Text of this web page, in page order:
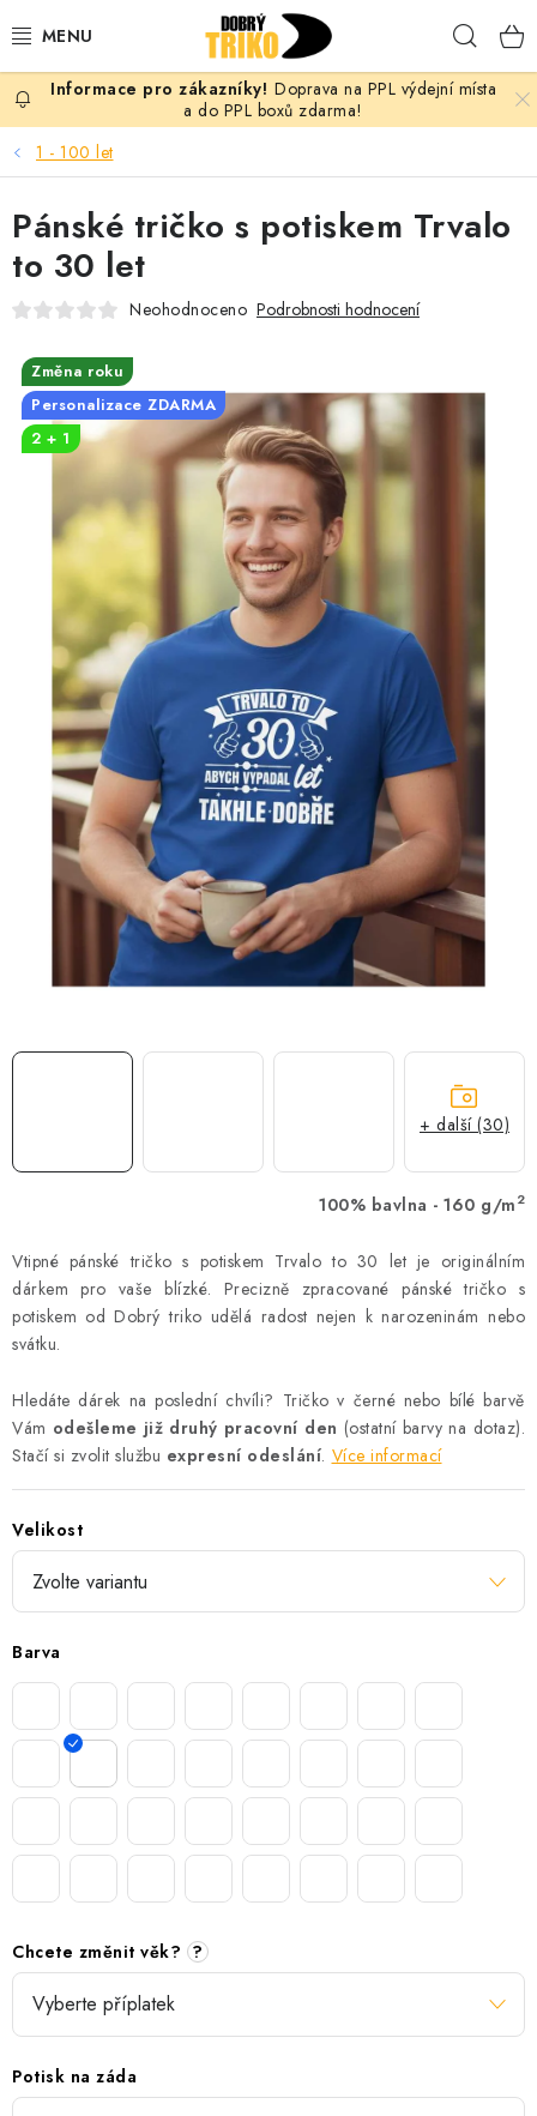
na
PRO ŽENY
PRO MUŽE
PRO DĚTI
PRO PÁRY
VLASTNÍ MOTIV
MIKINY
OKAMŽITĚ K ODBĚRU
B2B
MÁM SRDCE POMÁHÁM
VÁNOCE
PROVIZNÍ SYSTÉM
Časté otázky
Doprava a platba
Obchodní podmínky
Zásady zpracování ochrany osobních údajů
Napište nám
Doprava na PPL výdejní místa
a do PPL boxů zdarma!
1 - 100 let
100% bavlna - 160 g/m 2
Vtipné pánské tričko s potiskem Trvalo to 30 let je originálním
dárkem pro vaše blízké. Precizně zpracované pánské tričko s
potiskem od Dobrý triko udělá radost nejen k narozeninám nebo
svátku.
Hledáte dárek na poslední chvíli? Tričko v černé nebo bílé barvě
Vám odešleme již druhý pracovní den (ostatní barvy na dotaz).
Stačí si zvolit službu expresní odeslání. Více informací
Velikost
Barva
Chcete změnit věk? ?
Potisk na záda
Pánské tričko s potiskem Trvalo
to 30 let
Neohodnoceno Podrobnosti hodnocení
Změna roku
Personalizace ZDARMA
2 + 1
+ další (30)